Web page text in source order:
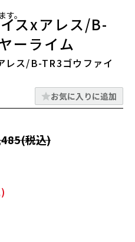
。スxアレス/B-
ーライム
レス/B-TR3ゴウファイ
お気に入りに追加
税込)